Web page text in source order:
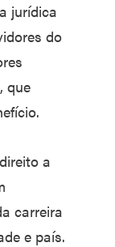
jurídica
do
que
a
carreira
e país.